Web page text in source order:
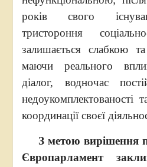
років свого
тристороння
залишається слабкою
маючи реального
діалог, водночас
недоукомплектованості
координації своєї
З метою вирішення
Європарламент